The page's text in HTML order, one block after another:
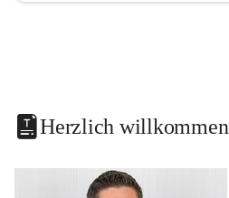
Herzlich willkommen